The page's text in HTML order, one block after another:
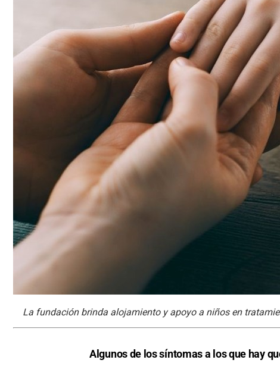
La fundación brinda alojamiento y apoyo a niños en
Algunos de los síntomas a los que hay